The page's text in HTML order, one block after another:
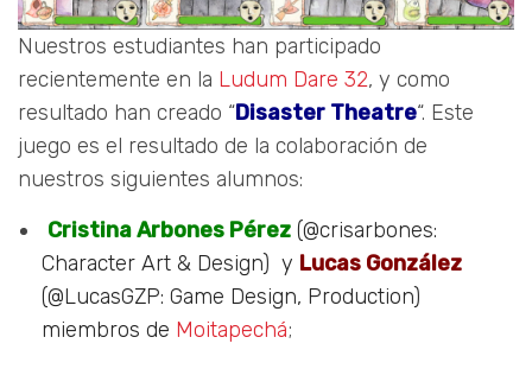
Nuestros estudiantes han participado
recientemente en la Ludum Dare 32, y como
resultado han creado “Disaster Theatre“. Este
juego es el resultado de la colaboración de
nuestros siguientes alumnos:
Cristina Arbones Pérez (@crisarbones:
Character Art & Design) y Lucas González
(@LucasGZP: Game Design, Production)
miembros de Moitapechá;